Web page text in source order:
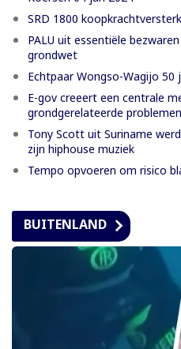
SRD 1800
PALU uit essentiële
grondwet
Echtpaar Wongso-Wagijo 50
E-gov creeert een centrale
grondgerelateerde
Tony Scott uit Suriname
zijn hiphouse muziek
Tempo opvoeren om risico
BUITENLAND